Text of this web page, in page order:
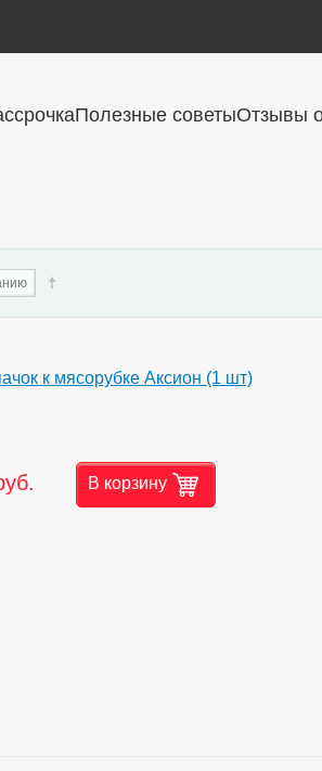
Полезные советыОтзывы
к мясорубке Аксион (1 шт)
В корзину